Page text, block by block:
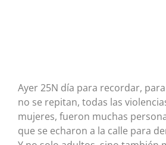
Ayer 25N día para recordar,
no se repitan, todas las
mujeres, fueron muchas
que se echaron a la calle para